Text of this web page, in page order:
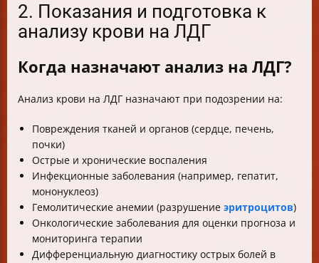
2. Показания и подготовка к
анализу крови на ЛДГ
Когда назначают анализ на ЛДГ?
Анализ крови на ЛДГ назначают при подозрении на:
Повреждения тканей и органов (сердце, печень,
почки)
Острые и хронические воспаления
Инфекционные заболевания (например, гепатит,
мононуклеоз)
Гемолитические анемии (разрушение эритроцитов)
Онкологические заболевания для оценки прогноза и
мониторинга терапии
Дифференциальную диагностику острых болей в